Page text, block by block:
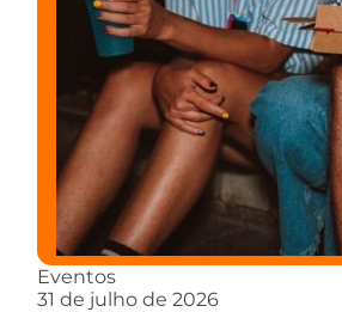
Eventos
31 de julho de 2026